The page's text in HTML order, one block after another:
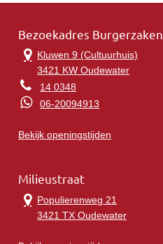
Bezoekadres Burgerzaken
Kluwen 9 (Cultuurhuis)
3421 KW Oudewater
14 0348
06-20094913
Bekijk openingstijden
Milieustraat
Populierenweg 21
3421 TX Oudewater